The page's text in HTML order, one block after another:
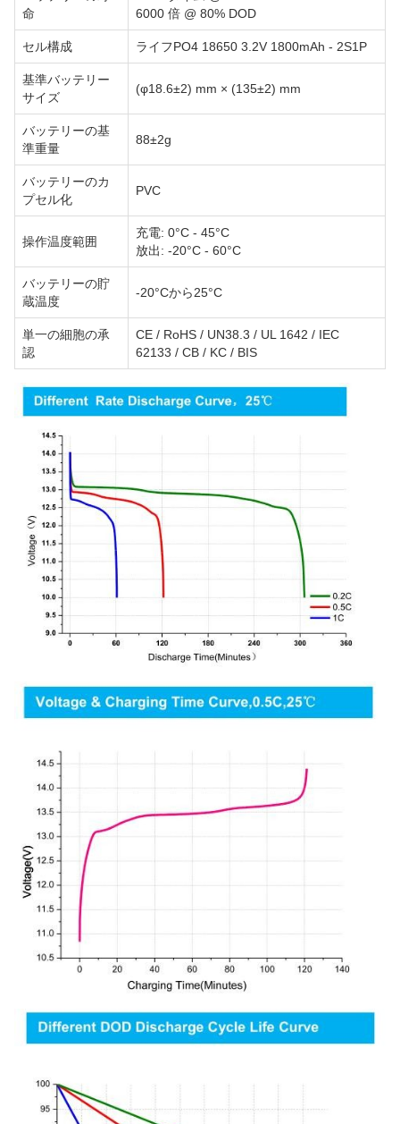
命
6000 倍 @ 80% DOD
セル構成 ライフPO4 18650 3.2V 1800mAh - 2S1P
基準バッテリー
サイズ
(φ18.6±2) mm × (135±2) mm
バッテリーの基
準重量
88±2g
バッテリーのカ
プセル化
PVC
操作温度範囲
充電: 0°C - 45°C
放出: -20°C - 60°C
バッテリーの貯
蔵温度
-20°Cから25°C
単一の細胞の承
認
CE / RoHS / UN38.3 / UL 1642 / IEC
62133 / CB / KC / BIS